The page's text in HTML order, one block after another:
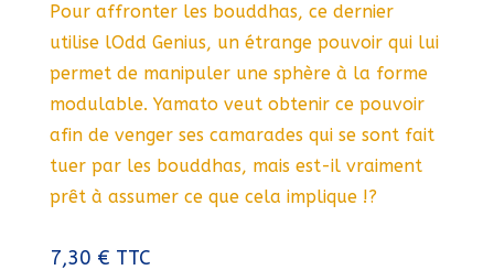
Pour affronter les bouddhas, ce dernier
utilise lOdd Genius, un étrange pouvoir qui lui
permet de manipuler une sphère à la forme
modulable. Yamato veut obtenir ce pouvoir
afin de venger ses camarades qui se sont fait
tuer par les bouddhas, mais est-il vraiment
prêt à assumer ce que cela implique !?
7,30 € TTC